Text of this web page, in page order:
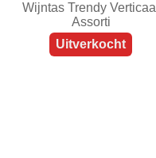
Wijntas Trendy Verticaal
Assorti
Uitverkocht